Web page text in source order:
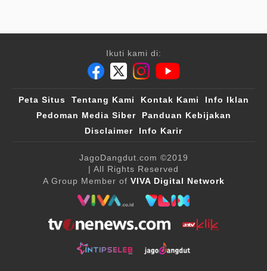
Ikuti kami di:
Peta Situs Tentang Kami Kontak Kami
Info Iklan
Pedoman Media Siber
Panduan Kebijakan
Disclaimer
Info Karir
JagoDangdut.com ©2019
| All Rights Reserved
A Group Member of VIVA Digital Network